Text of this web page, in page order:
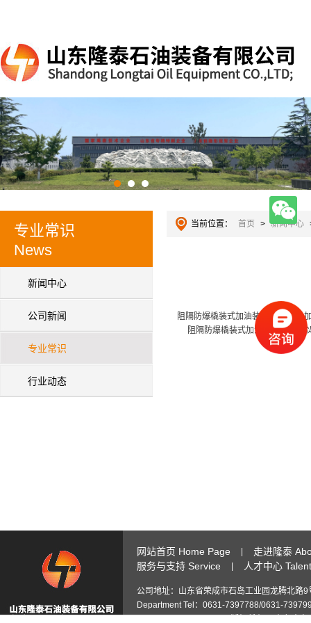
专业常识
News
新闻中心
公司新闻
专业常识
行业动态
当前位置： 首页 > 新闻中心
阻隔防爆橇装式加油装置,甲醇汽油
阻隔防爆橇装式加油装置相较于
网站首页 Home Page
走进隆泰
服务与支持 Service
人才中心
公司地址：山东省荣成市石岛工业园龙腾北
Department Tel：0631-7397788/0631-